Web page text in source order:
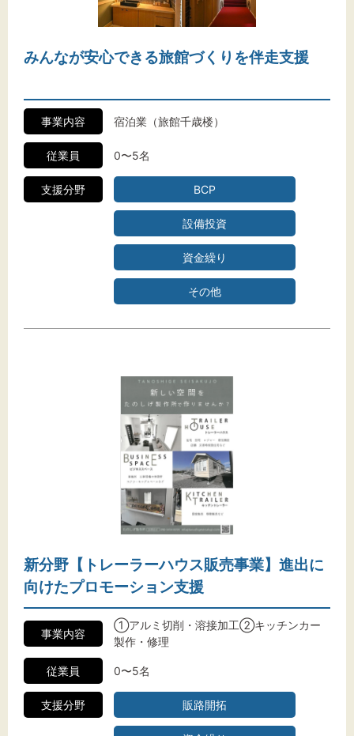
みんなが安心できる旅館づくりを伴走支援
事業内容 宿泊業（旅館千歳楼）
従業員 0〜5名
支援分野 BCP
設備投資
資金繰り
その他
新分野【トレーラーハウス販売事業】進出に
向けたプロモーション支援
事業内容
①アルミ切削・溶接加工②キッチンカー
製作・修理
従業員 0〜5名
支援分野 販路開拓